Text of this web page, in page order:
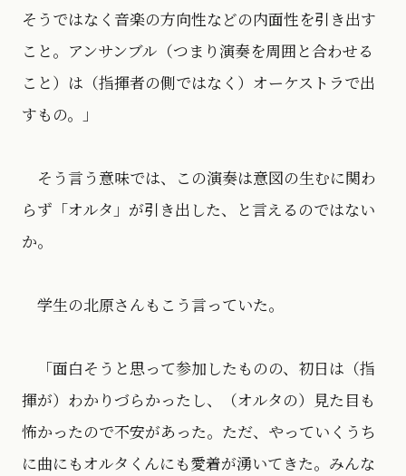
そうではなく音楽の方向性などの内面性を引き出す
こと。アンサンブル（つまり演奏を周囲と合わせる
こと）は（指揮者の側ではなく）オーケストラで出
すもの。」
そう言う意味では、この演奏は意図の生むに関わ
らず「オルタ」が引き出した、と言えるのではない
か。
学生の北原さんもこう言っていた。
「面白そうと思って参加したものの、初日は（指
揮が）わかりづらかったし、（オルタの）見た目も
怖かったので不安があった。ただ、やっていくうち
に曲にもオルタくんにも愛着が湧いてきた。みんな